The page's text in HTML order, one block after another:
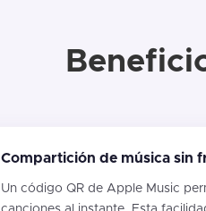
Compartición de música sin
Un código QR de Apple Music